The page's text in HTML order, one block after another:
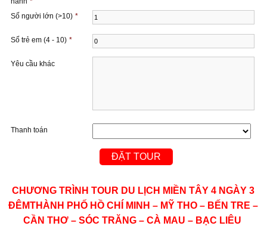
Số người lớn (>10) *
Số trẻ em (4 - 10) *
Yêu cầu khác
Thanh toán
CHƯƠNG TRÌNH TOUR DU LỊCH MIỀN TÂY 4 NGÀY 3
ĐÊMTHÀNH PHỐ HỒ CHÍ MINH – MỸ THO – BẾN TRE –
CẦN THƠ – SÓC TRĂNG – CÀ MAU – BẠC LIÊU